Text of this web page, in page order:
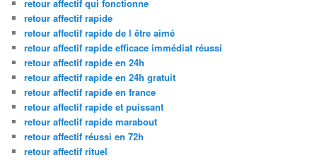
retour affectif qui fonctionne
retour affectif rapide
retour affectif rapide de l être aimé
retour affectif rapide efficace immédiat réussi
retour affectif rapide en 24h
retour affectif rapide en 24h gratuit
retour affectif rapide en france
retour affectif rapide et puissant
retour affectif rapide marabout
retour affectif réussi en 72h
retour affectif rituel